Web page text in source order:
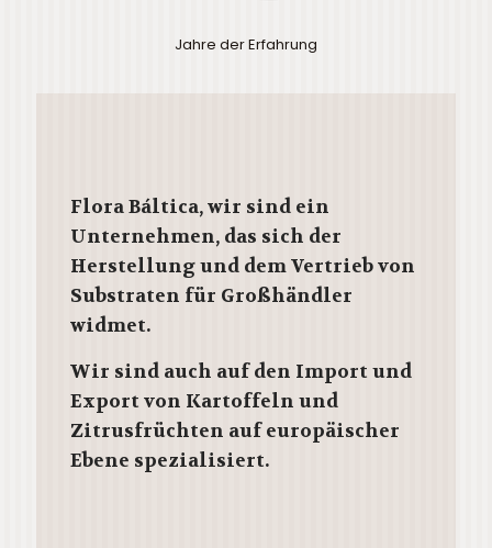
Jahre der Erfahrung
Flora Báltica,wir sind ein
Unternehmen, das sich der
Herstellung und dem Vertriebvon
Substraten für Großhändler
widmet.
Wir sind auch auf den Import und
Export von Kartoffeln und
Zitrusfrüchten auf europäischer
Ebene spezialisiert.